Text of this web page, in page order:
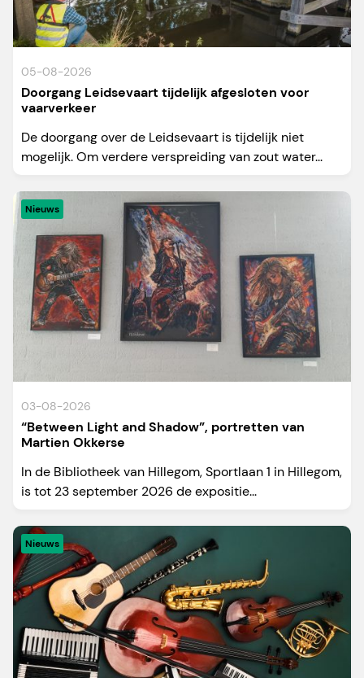
05-08-2026
Doorgang Leidsevaart tijdelijk afgesloten voor
vaarverkeer
De doorgang over de Leidsevaart is tijdelijk niet
mogelijk. Om verdere verspreiding van zout water...
Nieuws
03-08-2026
“Between Light and Shadow”, portretten van
Martien Okkerse
In de Bibliotheek van Hillegom, Sportlaan 1 in Hillegom,
is tot 23 september 2026 de expositie...
Nieuws